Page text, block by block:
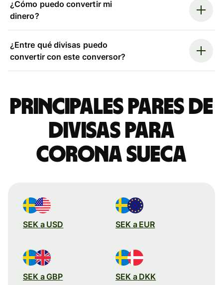
¿Cómo puedo convertir mi
dinero?
¿Entre qué divisas puedo
convertir con este conversor?
Principales pares de
divisas para
corona sueca
SEK a USD SEK a EUR
SEK a GBP SEK a DKK